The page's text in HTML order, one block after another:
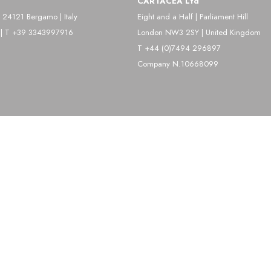
di figure artistiche, ballerini, attori e intellettuali
ha avuto un ruolo pionieristico nel ridefinire la
Bergamo | Italy
T +39 3343997916
Eight and a Half | Parliament Hill
London NW3 2SY | United Kingdom
T +44 (0)7494 296897
Company N.10668099